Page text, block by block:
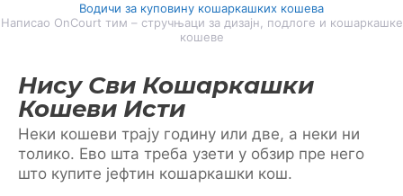
Водичи за куповину кошаркашких кошева
Написао OnCourt тим – стручњаци за дизајн, подлоге и кошаркашке
кошеве
Нису Сви Кошаркашки
Кошеви Исти
Неки кошеви трају годину или две, а неки ни
толико. Ево шта треба узети у обзир пре него
што купите јефтин кошаркашки кош.